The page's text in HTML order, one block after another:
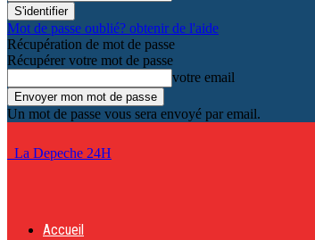
Mot de passe oublié? obtenir de l'aide
Récupération de mot de passe
Récupérer votre mot de passe
votre email
Un mot de passe vous sera envoyé par email.
La Depeche 24H
Accueil